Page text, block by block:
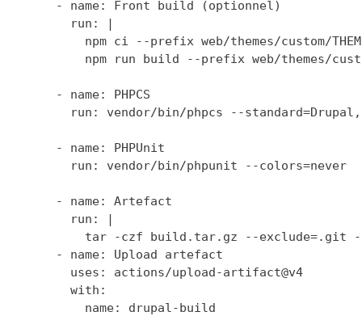
      - name: Front build (optionnel)
        run: |
npm ci --prefix web/themes/custom/
npm run build --prefix web/themes/
      - name: PHPCS
run: vendor/bin/phpcs --
      - name: PHPUnit
        run: vendor/bin/phpunit --colors=never
      - name: Artefact
        run: |
tar -czf build.tar.gz --exclude=.git
      - name: Upload artefact
        uses: actions/upload-artifact@v4
        with:
          name: drupal-build